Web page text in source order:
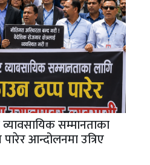
सम्मानताका
आन्दोलनमा उत्रिए